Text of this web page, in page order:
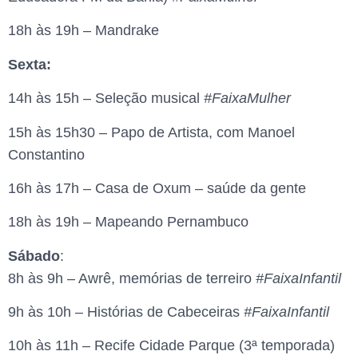
18h às 19h – Mandrake
Sexta:
14h às 15h – Seleção musical #FaixaMulher
15h às 15h30 – Papo de Artista, com Manoel
Constantino
16h às 17h – Casa de Oxum – saúde da gente
18h às 19h – Mapeando Pernambuco
Sábado:
8h às 9h – Awrê, memórias de terreiro #FaixaInfantil
9h às 10h – Histórias de Cabeceiras #FaixaInfantil
10h às 11h – Recife Cidade Parque (3ª temporada)